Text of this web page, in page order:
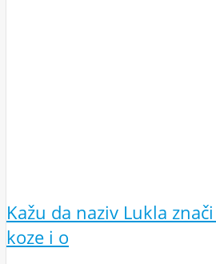
Kažu da naziv Lukla
koze i o